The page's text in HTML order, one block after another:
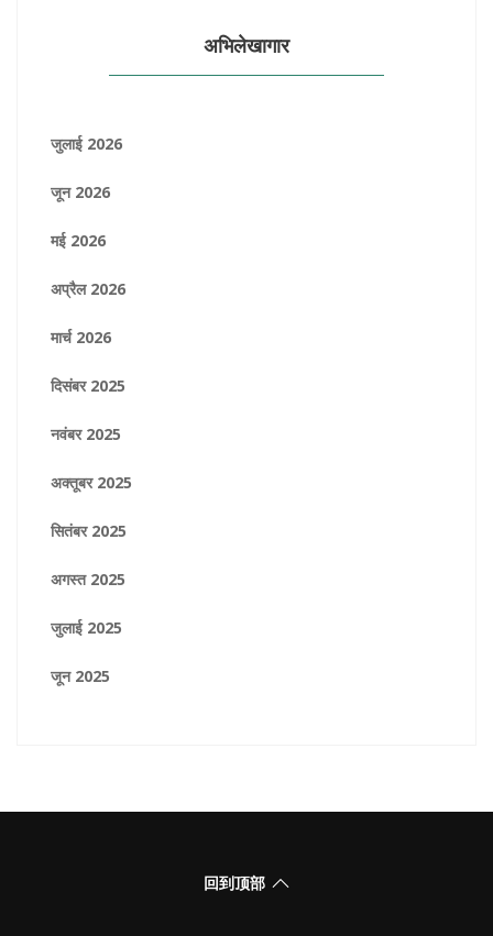
अभिलेखागार
जुलाई 2026
जून 2026
मई 2026
अप्रैल 2026
मार्च 2026
दिसंबर 2025
नवंबर 2025
अक्तूबर 2025
सितंबर 2025
अगस्त 2025
जुलाई 2025
जून 2025
回到顶部